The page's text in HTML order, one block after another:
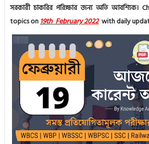
সরকারী চাকরির পরিক্ষার জন্য অতি আবশ্যিক।
topics on19th February2022 with daily